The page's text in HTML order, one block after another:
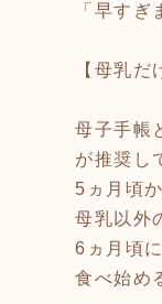
「早すぎ
【母乳だ
母子手帳
が推奨し
5ヵ月頃
母乳以外
6ヵ月頃
食べ始め